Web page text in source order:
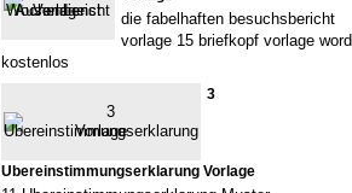
die fabelhaften besuchsbericht
vorlage 15 briefkopf vorlage word
kostenlos
3
Ubereinstimmungserklarung Vorlage